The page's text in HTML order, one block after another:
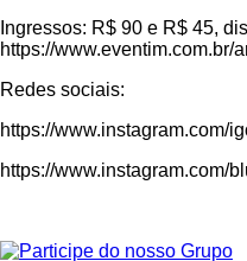
Ingressos: R$ 90 e R$ 45,
https://www.eventim.com.br/
Redes sociais:
https://www.instagram.com/
https://www.instagram.com/